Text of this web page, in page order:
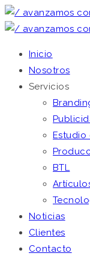
Inicio
Nosotros
Servicios
Estudio
BTL
Noticias
Clientes
Contacto